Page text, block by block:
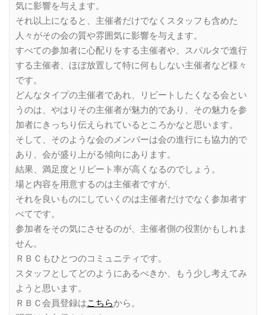
気に影響を与えます。
それ以上になると、主催者だけでなくスタッフも含めた
人々がその会の質や雰囲気に影響を与えます。
すべての参加者に心配りをする主催者や、スパルタで進行
する主催者、ほぼ放置して特に何もしない主催者など様々
です。
どんなタイプの主催者であれ、リピートしたくなる会とい
うのは、やはりその主催者が魅力的であり、その魅力を参
加者にきっちり伝えられているところかなと思います。
そして、そのような会のメンバーは会の進行にも協力的で
あり、会が盛り上がる傾向にあります。
結果、満足度とリピート率が高くなるのでしょう。
場と内容を用意するのは主催者ですが、
それを良いものにしていくのは主催者だけでなく参加者す
べてです。
参加者をその気にさせるのが、主催者側の役割かもしれま
せん。
ＲＢＣもひとつのコミュニティです。
スタッフとしてどのようにあるべきか、もう少し考えてみ
ようと思います。
ＲＢＣ会員登録はこちらから。